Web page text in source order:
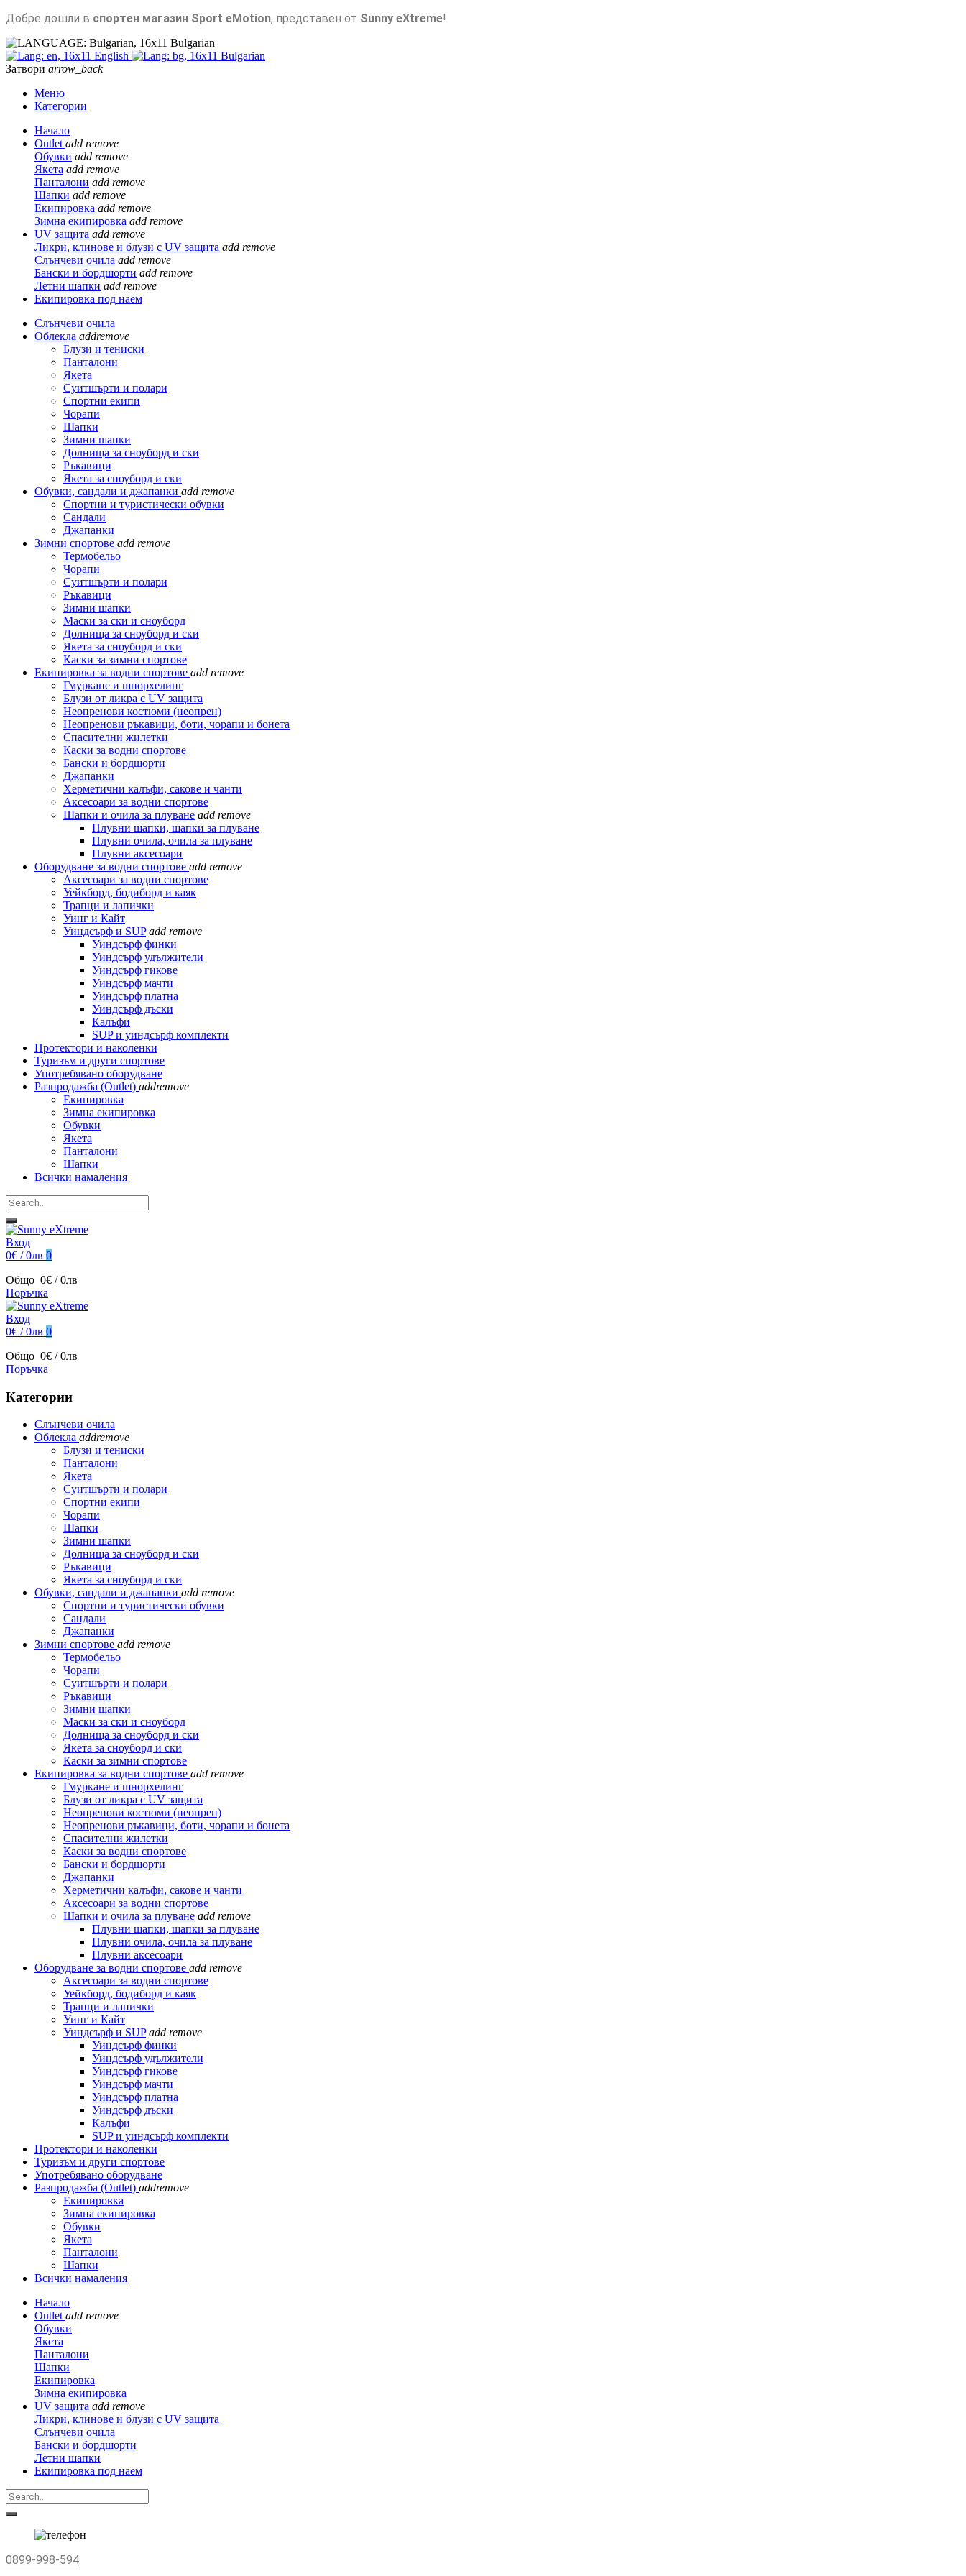
Добре дошли в спортен магазин Sport eMotion, представен от Sunny eXtreme!
Bulgarian
English
Bulgarian
Затвори arrow_back
Меню
Категории
Начало
Outlet add remove
Обувки add remove
Якета add remove
Панталони add remove
Шапки add remove
Екипировка add remove
Зимна екипировка add remove
UV защита add remove
Ликри, клинове и блузи с UV защита add remove
Слънчеви очила add remove
Бански и бордшорти add remove
Летни шапки add remove
Екипировка под наем
Слънчеви очила
Облекла addremove
Блузи и тениски
Панталони
Якета
Суитшърти и полари
Спортни екипи
Чорапи
Шапки
Зимни шапки
Долнища за сноуборд и ски
Ръкавици
Якета за сноуборд и ски
Обувки, сандали и джапанки add remove
Спортни и туристически обувки
Сандали
Джапанки
Зимни спортове add remove
Термобельо
Чорапи
Суитшърти и полари
Ръкавици
Зимни шапки
Маски за ски и сноуборд
Долнища за сноуборд и ски
Якета за сноуборд и ски
Каски за зимни спортове
Екипировка за водни спортове add remove
Гмуркане и шнорхелинг
Блузи от ликра с UV защита
Неопренови костюми (неопрен)
Неопренови ръкавици, боти, чорапи и бонета
Спасителни жилетки
Каски за водни спортове
Бански и бордшорти
Джапанки
Херметични калъфи, сакове и чанти
Аксесоари за водни спортове
Шапки и очила за плуване add remove
Плувни шапки, шапки за плуване
Плувни очила, очила за плуване
Плувни аксесоари
Оборудване за водни спортове add remove
Аксесоари за водни спортове
Уейкборд, бодиборд и каяк
Трапци и лапички
Уинг и Кайт
Уиндсърф и SUP add remove
Уиндсърф финки
Уиндсърф удължители
Уиндсърф гикове
Уиндсърф мачти
Уиндсърф платна
Уиндсърф дъски
Калъфи
SUP и уиндсърф комплекти
Протектори и наколенки
Туризъм и други спортове
Употребявано оборудване
Разпродажба (Outlet) addremove
Екипировка
Зимна екипировка
Обувки
Якета
Панталони
Шапки
Всички намаления
Вход
0€ / 0лв 0
Общо 0€ / 0лв
Поръчка
Вход
0€ / 0лв 0
Общо 0€ / 0лв
Поръчка
Категории
Слънчеви очила
Облекла addremove
Блузи и тениски
Панталони
Якета
Суитшърти и полари
Спортни екипи
Чорапи
Шапки
Зимни шапки
Долнища за сноуборд и ски
Ръкавици
Якета за сноуборд и ски
Обувки, сандали и джапанки add remove
Спортни и туристически обувки
Сандали
Джапанки
Зимни спортове add remove
Термобельо
Чорапи
Суитшърти и полари
Ръкавици
Зимни шапки
Маски за ски и сноуборд
Долнища за сноуборд и ски
Якета за сноуборд и ски
Каски за зимни спортове
Екипировка за водни спортове add remove
Гмуркане и шнорхелинг
Блузи от ликра с UV защита
Неопренови костюми (неопрен)
Неопренови ръкавици, боти, чорапи и бонета
Спасителни жилетки
Каски за водни спортове
Бански и бордшорти
Джапанки
Херметични калъфи, сакове и чанти
Аксесоари за водни спортове
Шапки и очила за плуване add remove
Плувни шапки, шапки за плуване
Плувни очила, очила за плуване
Плувни аксесоари
Оборудване за водни спортове add remove
Аксесоари за водни спортове
Уейкборд, бодиборд и каяк
Трапци и лапички
Уинг и Кайт
Уиндсърф и SUP add remove
Уиндсърф финки
Уиндсърф удължители
Уиндсърф гикове
Уиндсърф мачти
Уиндсърф платна
Уиндсърф дъски
Калъфи
SUP и уиндсърф комплекти
Протектори и наколенки
Туризъм и други спортове
Употребявано оборудване
Разпродажба (Outlet) addremove
Екипировка
Зимна екипировка
Обувки
Якета
Панталони
Шапки
Всички намаления
Начало
Outlet add remove
Обувки
Якета
Панталони
Шапки
Екипировка
Зимна екипировка
UV защита add remove
Ликри, клинове и блузи с UV защита
Слънчеви очила
Бански и бордшорти
Летни шапки
Екипировка под наем
0899-998-594